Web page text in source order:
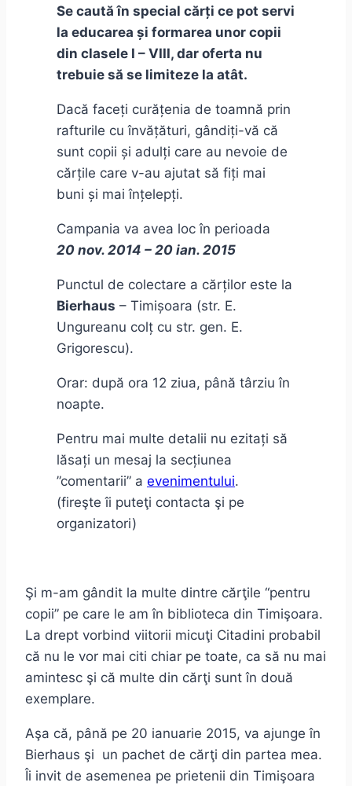
Se caută în special cărți ce pot servi
la educarea și formarea unor copii
din clasele I – VIII, dar oferta nu
trebuie să se limiteze la atât.
Dacă faceți curățenia de toamnă prin
rafturile cu învățături, gândiți-vă că
sunt copii și adulți care au nevoie de
cărțile care v-au ajutat să fiți mai
buni și mai înțelepți.
Campania va avea loc în perioada
20 nov. 2014 – 20 ian. 2015
Punctul de colectare a cărților este la
Bierhaus – Timișoara (str. E.
Ungureanu colț cu str. gen. E.
Grigorescu).
Orar: după ora 12 ziua, până târziu în
noapte.
Pentru mai multe detalii nu ezitați să
lăsați un mesaj la secțiunea
”comentarii” a evenimentului.
(fireşte îi puteţi contacta şi pe
organizatori)
Şi m-am gândit la multe dintre cărţile “pentru
copii” pe care le am în biblioteca din Timişoara.
La drept vorbind viitorii micuţi Citadini probabil
că nu le vor mai citi chiar pe toate, ca să nu mai
amintesc şi că multe din cărţi sunt în două
exemplare.
Aşa că, până pe 20 ianuarie 2015, va ajunge în
Bierhaus şi un pachet de cărţi din partea mea.
Îi invit de asemenea pe prietenii din Timişoara